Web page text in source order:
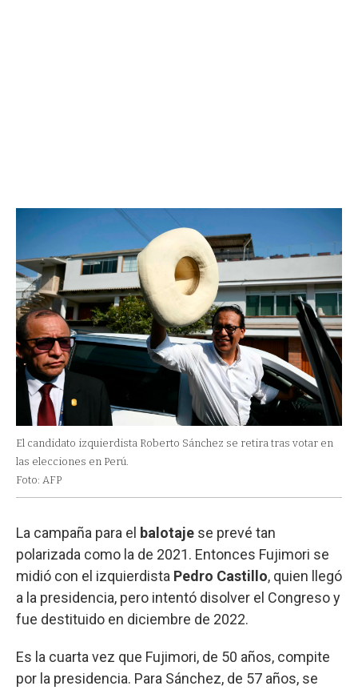
El candidato izquierdista Roberto Sánchez se retira tras votar en
las elecciones en Perú.
Foto: AFP
La campaña para el balotaje se prevé tan
polarizada como la de 2021. Entonces Fujimori se
midió con el izquierdista Pedro Castillo, quien llegó
a la presidencia, pero intentó disolver el Congreso y
fue destituido en diciembre de 2022.
Es la cuarta vez que Fujimori, de 50 años, compite
por la presidencia. Para Sánchez, de 57 años, se